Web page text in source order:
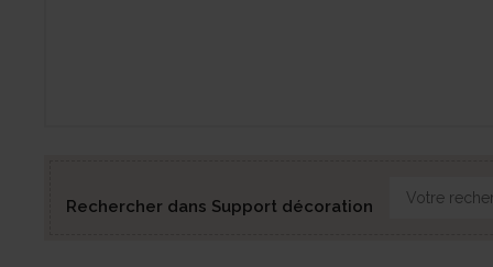
Rechercher dans Support décoration